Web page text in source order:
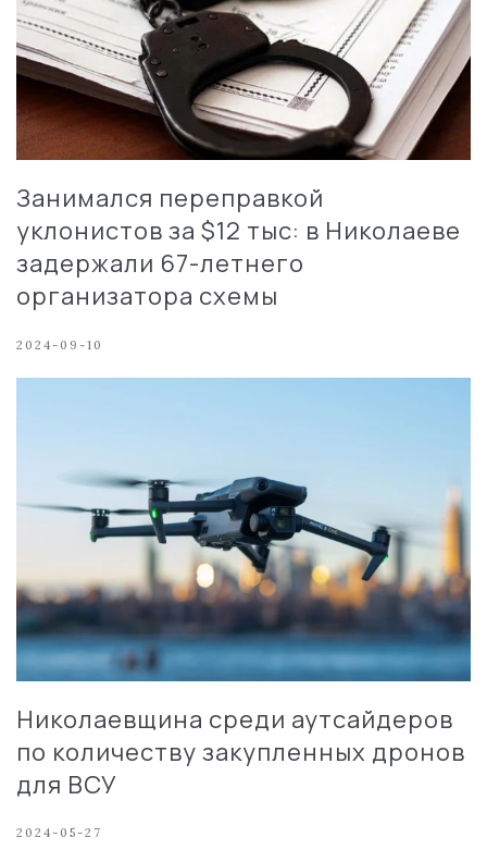
Занимался переправкой
уклонистов за $12 тыс: в Николаеве
задержали 67-летнего
организатора схемы
2024-09-10
Николаевщина среди аутсайдеров
по количеству закупленных дронов
для ВСУ
2024-05-27